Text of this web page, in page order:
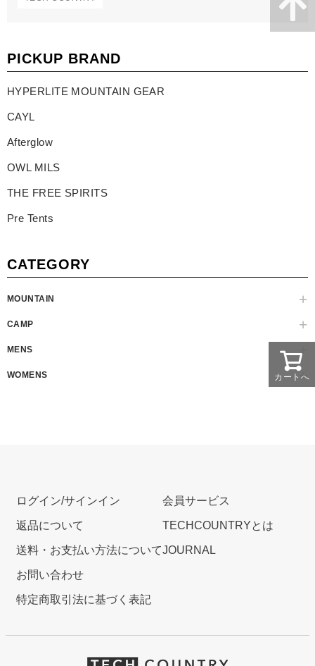
PICKUP BRAND
HYPERLITE MOUNTAIN GEAR
CAYL
Afterglow
OWL MILS
THE FREE SPIRITS
Pre Tents
CATEGORY
MOUNTAIN
CAMP
MENS
WOMENS カートへ
ログイン/サインイン
返品について
送料・お支払い方法について
お問い合わせ
特定商取引法に基づく表記
会員サービス
TECHCOUNTRYとは
JOURNAL